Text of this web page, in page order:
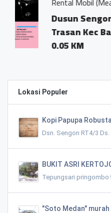
RT04/03 Desa
Bandongan
Lokasi Populer
Kopi Papupa Robusta
Dsn. Sengon RT4/3
BUKIT ASRI
Tepungsari pringombo
"Soto Medan" murah